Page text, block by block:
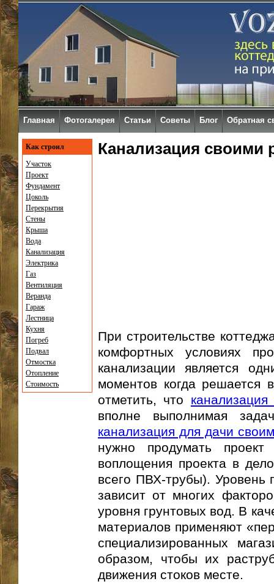
Канализация своими
При строительстве
комфортных условиях
канализации является
моментов когда решается
отметить, что
вполне выполнимая
канализация для дачи
нужно продумать
воплощения проекта в
всего ПВХ-трубы). Уровень
зависит от многих
уровня грунтовых вод. В
материалов применяют
специализированных
образом, чтобы их
движения стоков месте.
Как строил
Участок
Проект
Фундамент
Цоколь
Перекрытия
Стены
Крыша
Вода
Канализация
Электрика
Газ
Вентиляция
Веранда
Гараж
Лестница
Кухня
Погреб
Подвал
Отмостка
Отопление
Стоимость
Главная Фотогалерея Статьи Советы Блог Обратная